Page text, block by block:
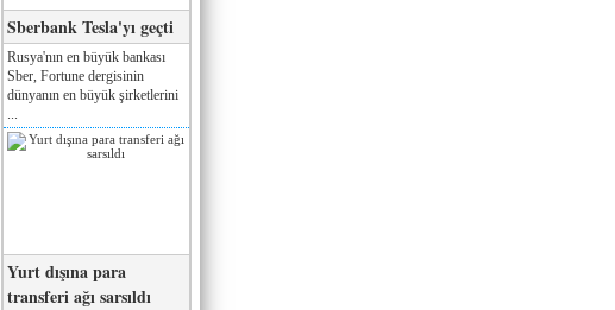
Sberbank Tesla'yı geçti
Rusya'nın en büyük bankası
Sber, Fortune dergisinin
dünyanın en büyük şirketlerini
...
Yurt dışına para
transferi ağı sarsıldı